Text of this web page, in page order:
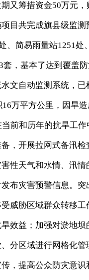
又筹措资金50万元
目共完成旗县级监
、简易雨量站1251处
，基本了达到覆盖
文自动监测系统，
万平方公里，因旱
前和历年的抗旱工作
开展拉网式备汛检
性天气和水情、汛
布灾害预警信息。
威胁区域群众转移
效益；加强对淤地
分区域进行网格化
，提高公众防灾意